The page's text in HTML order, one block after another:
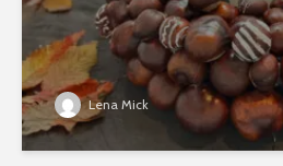
Lena Mick